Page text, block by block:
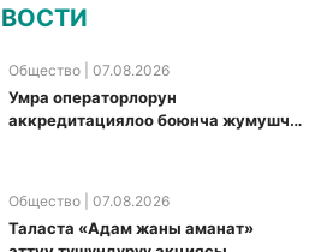
Общество | 07.08.2026
Умра операторлорун
аккредитациялоо боюнча жумушчу
Общество | 07.08.2026
Таласта «Адам жаны аманат»